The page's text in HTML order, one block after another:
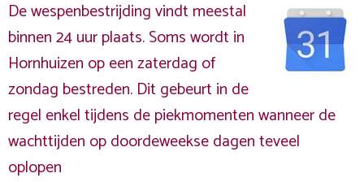
De wespenbestrijding vindt meestal
binnen 24 uur plaats. Soms wordt in
Hornhuizen op een zaterdag of
zondag bestreden. Dit gebeurt in de
regel enkel tijdens de piekmomenten wanneer de
wachttijden op doordeweekse dagen teveel
oplopen